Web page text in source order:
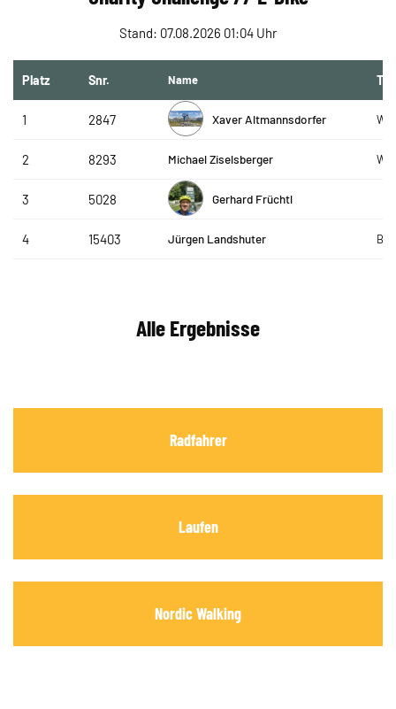
Stand: 07.08.2026 01:04 Uhr
Platz Snr. Name
1 2847 Xaver Altmannsdorfer
2 8293 Michael Ziselsberger
3 5028 Gerhard Früchtl
4 15403 Jürgen Landshuter
Alle Ergebnisse
Radfahrer
Laufen
Nordic Walking